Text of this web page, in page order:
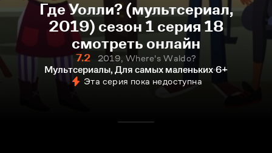
Где Уолли? (мультсериал,
2019) сезон 1 серия 18
смотреть онлайн
7.2
2019, Where's Waldo?
Мультсериалы, Для самых маленьких 6+
Эта серия пока недоступна